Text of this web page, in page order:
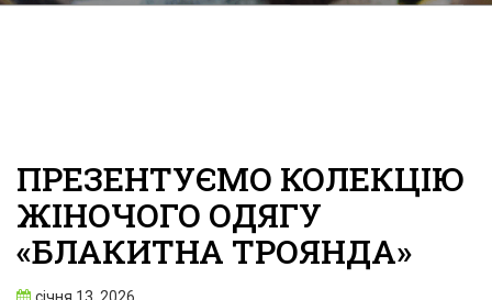
ПРЕЗЕНТУЄМО КОЛЕКЦІЮ
ЖІНОЧОГО ОДЯГУ
«БЛАКИТНА ТРОЯНДА»